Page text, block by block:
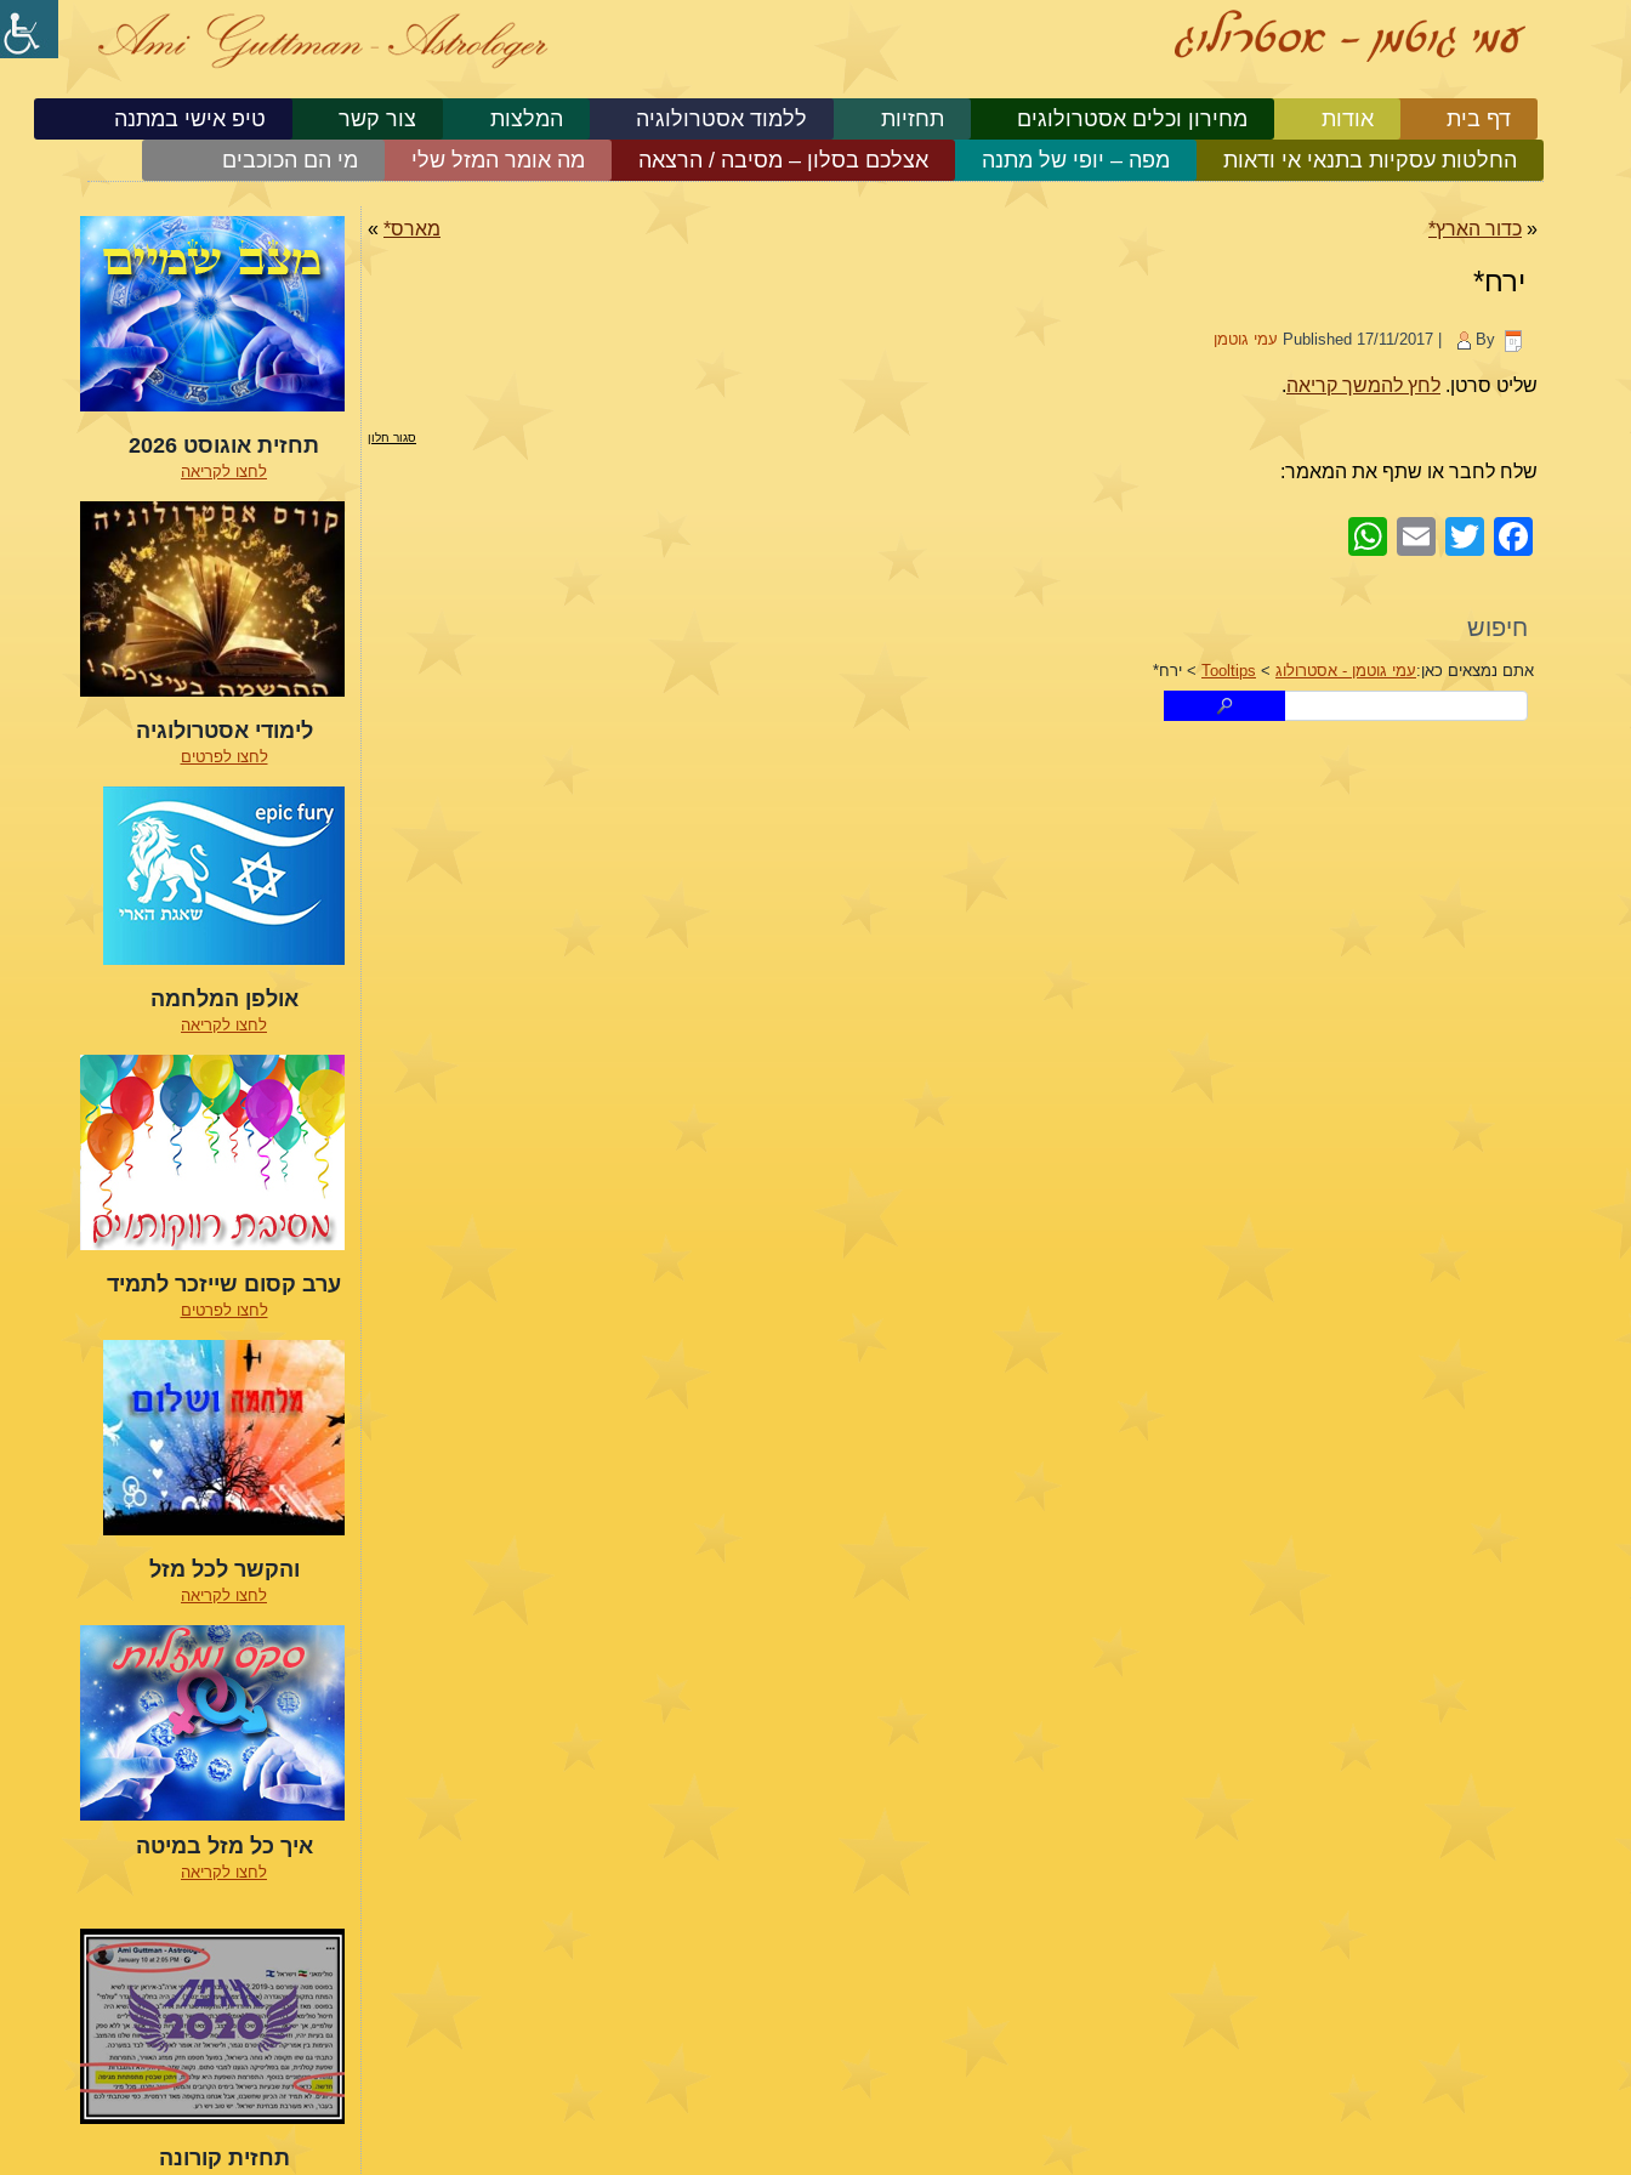
דף בית אודות מחירון וכלים אסטרולוגים תחזיות ללמוד אסטרולוגיה המלצות צור קשר
טיפ אישי במתנה
החלטות עסקיות בתנאי אי ודאות
מפה – יופי של מתנה אצלכם בסלון – מסיבה / הרצאה מה אומר המזל שלי מי הם הכוכבים
« כדור הארץ* מארס* »
ירח*
Published 17/11/2017 By עמי גוטמן
שליט סרטן. לחץ להמשך קריאה.
סגור חלון
שלח לחבר או שתף את המאמר:
Facebook
Twitter
Email
חיפוש
אתם נמצאים כאן:עמי גוטמן - אסטרולוג >
Tooltips
> ירח*
תחזית אוגוסט 2026
לחצו לקריאה
לימודי אסטרולוגיה
לחצו לפרטים
אולפן המלחמה
לחצו לקריאה
ערב קסום שייזכר לתמיד
לחצו לפרטים
והקשר לכל מזל
לחצו לקריאה
איך כל מזל במיטה
לחצו לקריאה
תחזית קורונה